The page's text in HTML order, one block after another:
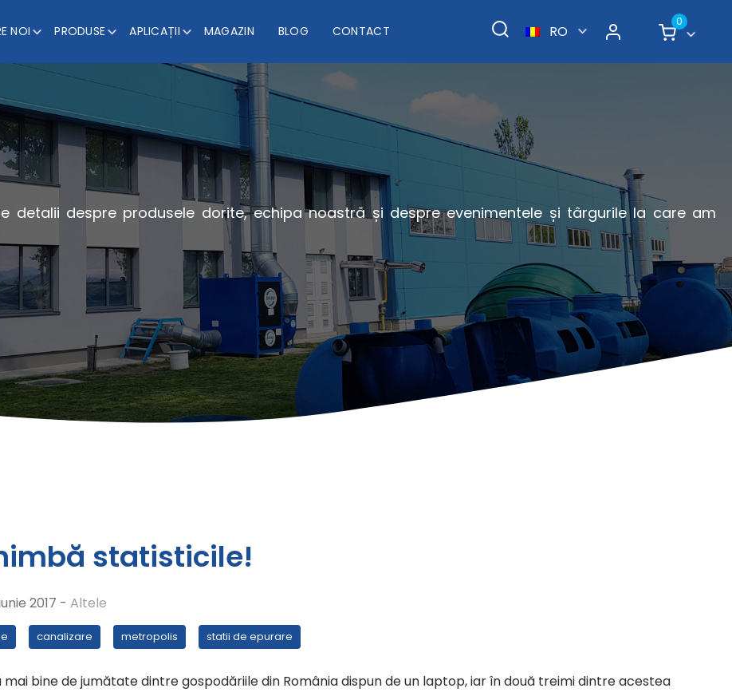
NOI PRODUSE APLICAȚII MAGAZIN BLOG CONTACT RO
0
detalii despre produsele dorite, echipa noastră și despre evenimentele și târgurile la care am
statisticile!
2017 - Altele
canalizare metropolis statii de epurare
mai bine de jumătate dintre gospodăriile din România dispun de un laptop, iar în două treimi dintre acestea